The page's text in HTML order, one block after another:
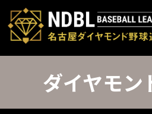
ダイヤモン